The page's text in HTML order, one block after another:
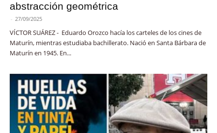
abstracción geométrica
- 27/09/2025
VÍCTOR SUÁREZ - Eduardo Orozco hacía los carteles de los cines de
Maturín, mientras estudiaba bachillerato. Nació en Santa Bárbara de
Maturín en 1945. En...